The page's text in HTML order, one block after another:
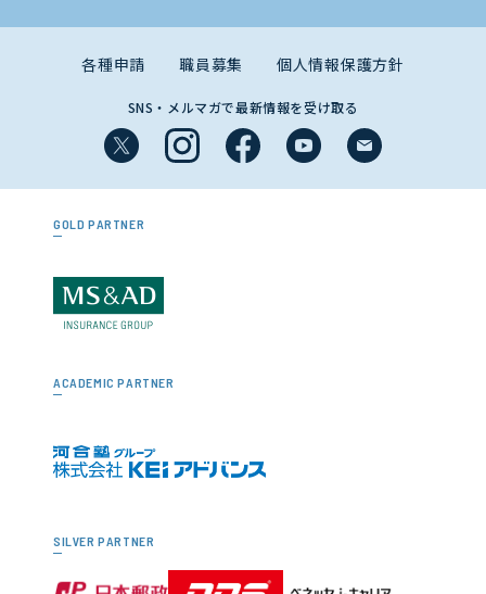
各種申請 職員募集 個人情報保護方針
SNS・メルマガで最新情報を受け取る
GOLD PARTNER
ACADEMIC PARTNER
SILVER PARTNER